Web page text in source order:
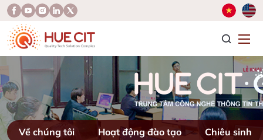
Về chúng tôi Hoạt động đào tạo Chiêu sinh